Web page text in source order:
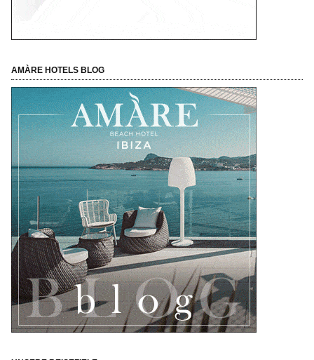
AMÀRE HOTELS BLOG